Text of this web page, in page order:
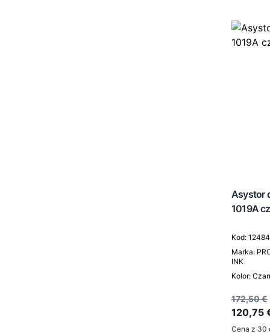
Asystor
1019A
Kod:
Marka:
INK
Kolor:
172,50 €
120,75
Cena z 30